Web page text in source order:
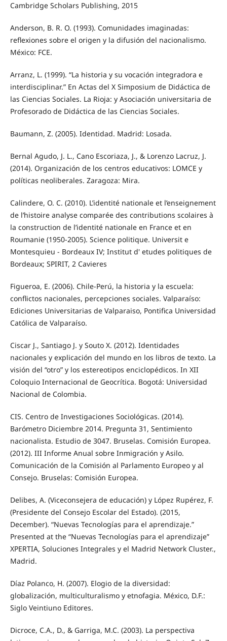
Cambridge Scholars Publishing, 2015
Anderson, B. R. O. (1993). Comunidades imaginadas:
reflexiones sobre el origen y la difusión del nacionalismo.
México: FCE.
Arranz, L. (1999). “La historia y su vocación integradora e
interdisciplinar.” En Actas del X Simposium de Didáctica de
las Ciencias Sociales. La Rioja: y Asociación universitaria de
Profesorado de Didáctica de las Ciencias Sociales.
Baumann, Z. (2005). Identidad. Madrid: Losada.
Bernal Agudo, J. L., Cano Escoriaza, J., & Lorenzo Lacruz, J.
(2014). Organización de los centros educativos: LOMCE y
políticas neoliberales. Zaragoza: Mira.
Calindere, O. C. (2010). L’identité nationale et l’enseignement
de l’histoire analyse comparée des contributions scolaires à
la construction de l’identité nationale en France et en
Roumanie (1950-2005). Science politique. Universit e
Montesquieu - Bordeaux IV; Institut d' etudes politiques de
Bordeaux; SPIRIT, 2 Cavieres
Figueroa, E. (2006). Chile-Perú, la historia y la escuela:
conflictos nacionales, percepciones sociales. Valparaíso:
Ediciones Universitarias de Valparaiso, Pontifica Universidad
Católica de Valparaíso.
Ciscar J., Santiago J. y Souto X. (2012). Identidades
nacionales y explicación del mundo en los libros de texto. La
visión del “otro” y los estereotipos enciclopédicos. In XII
Coloquio Internacional de Geocrítica. Bogotá: Universidad
Nacional de Colombia.
CIS. Centro de Investigaciones Sociológicas. (2014).
Barómetro Diciembre 2014. Pregunta 31, Sentimiento
nacionalista. Estudio de 3047. Bruselas. Comisión Europea.
(2012). III Informe Anual sobre Inmigración y Asilo.
Comunicación de la Comisión al Parlamento Europeo y al
Consejo. Bruselas: Comisión Europea.
Delibes, A. (Viceconsejera de educación) y López Rupérez, F.
(Presidente del Consejo Escolar del Estado). (2015,
December). “Nuevas Tecnologías para el aprendizaje.”
Presented at the “Nuevas Tecnologías para el aprendizaje”
XPERTIA, Soluciones Integrales y el Madrid Network Cluster.,
Madrid.
Díaz Polanco, H. (2007). Elogio de la diversidad:
globalización, multiculturalismo y etnofagia. México, D.F.:
Siglo Veintiuno Editores.
Dicroce, C.A., D., & Garriga, M.C. (2003). La perspectiva